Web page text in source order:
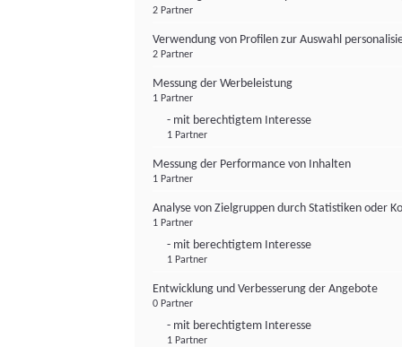
2 Partner
Verwendung von Profilen zur Auswahl
2 Partner
Messung der Werbeleistung
1 Partner
- mit berechtigtem Interesse
1 Partner
Messung der Performance von Inhalten
1 Partner
Analyse von Zielgruppen durch Statistiken oder
1 Partner
- mit berechtigtem Interesse
1 Partner
Entwicklung und Verbesserung der Angebote
0 Partner
- mit berechtigtem Interesse
1 Partner